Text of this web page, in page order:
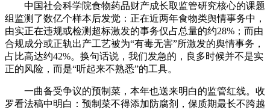
中国社会科学院食物药品财产成长取监管研究核心的课题
组监测了数亿个样本后发觉：正在近两年食物类舆情事务中，
由实正在违规或检测超标激发的事务仅占总量的约28%；而由
合规成分或正轨出产工艺被为“有毒无害”所激发的舆情事务，
占比高达约42%。换句话说，我们发急的，良多时候并不是实
正的风险，而是“听起来不熟悉”的工具。
一曲备受争议的预制菜，本年也送来明白的监管红线。收
罗看法稿中明白：预制菜不得添加防腐剂，保质期最长不跨越